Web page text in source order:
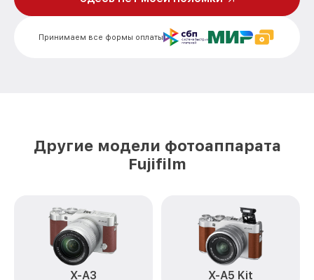
от 2850₽
Замена CCD/CMOS матрицы X-T5 Kit XF
Замена материнской платы X-T5 Kit XF
Black Fujifilm
от 3300₽
Замена платы отсека карты памяти X-T5
Kit XF Black Fujifilm
от 3800₽
Принимаем все формы оплаты
Другие модели фотоаппарата
Fujifilm
X-A3 X-A5 Kit